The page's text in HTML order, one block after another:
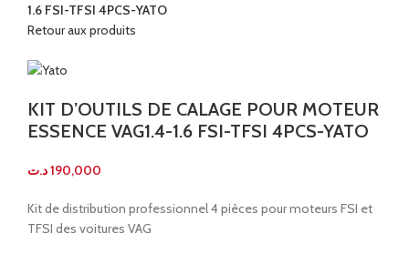
1.6 FSI-TFSI 4PCS-YATO
Retour aux produits
KIT D’OUTILS DE CALAGE POUR MOTEUR
ESSENCE VAG1.4-1.6 FSI-TFSI 4PCS-YATO
190,000د.ت
Kit de distribution professionnel 4 pièces pour moteurs FSI et
TFSI des voitures VAG